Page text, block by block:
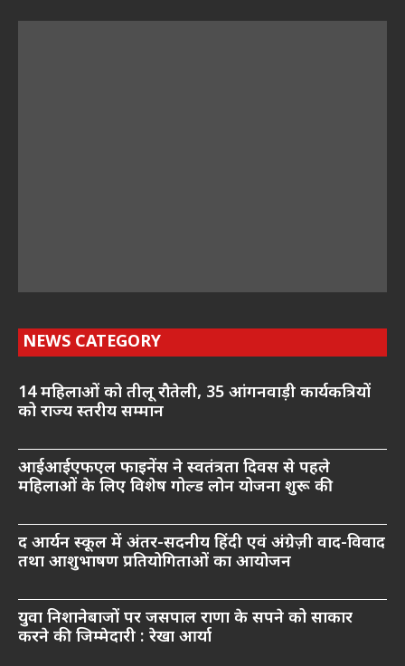
NEWS CATEGORY
14 महिलाओं को तीलू रौतेली, 35 आंगनवाड़ी कार्यकत्रियों
को राज्य स्तरीय सम्मान
आईआईएफएल फाइनेंस ने स्वतंत्रता दिवस से पहले
महिलाओं के लिए विशेष गोल्ड लोन योजना शुरू की
द आर्यन स्कूल में अंतर-सदनीय हिंदी एवं अंग्रेज़ी वाद-विवाद
तथा आशुभाषण प्रतियोगिताओं का आयोजन
युवा निशानेबाजों पर जसपाल राणा के सपने को साकार
करने की जिम्मेदारी : रेखा आर्या